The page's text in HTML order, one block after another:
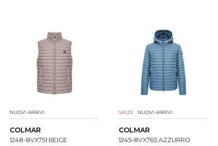
NUOVI ARRIVI
COLMAR
1248-8VX751 BEIGE
SALDI NUOVI ARRIVI
COLMAR
1245-8VX763 AZZURRO